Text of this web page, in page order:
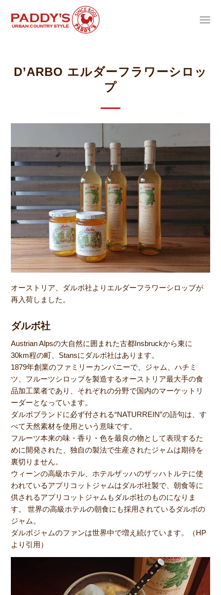
D’ARBO エルダーフラワーシロッ
プ
オーストリア、ダルボ社よりエルダーフラワーシロップが
再入荷しました。
ダルボ社
Austrian Alpsの大自然に囲まれた古都Insbruckから東に
30km程の町、Stansにダルボ社はあります。
1879年創業のファミリーカンパニーで、ジャム、ハチミ
ツ、フルーツシロップを製造するオーストリア最大手の食
品加工業者であり、それぞれの分野で国内のマーケットリ
ーダーとなっています。
ダルボブランドに必ず付される“NATURREIN”の語句は、す
べて天然素材を使用という意味です。
フルーツ本来の味・香り・色を最良の物として表現するた
めに開発された、独自の製法で生産されたジャムは期待を
裏切りません。
ウィーンの高級ホテル、ホテルザッハのザッハトルテに使
われているアプリコットジャムはダルボ社製で、朝食等に
供されるアプリコットジャムもダルボ社のものになりま
す。 世界の高級ホテルの朝食にも採用されているダルボの
ジャム。
ダルボジャムのファンは世界中で増え続けています。（HP
より引用）